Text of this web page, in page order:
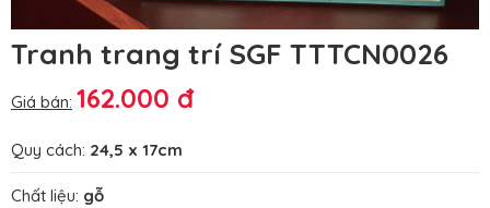
Tranh trang trí SGF TTTCN0026
Giá bán: 162.000 đ
Quy cách: 24,5 x 17cm
Chất liệu: gỗ